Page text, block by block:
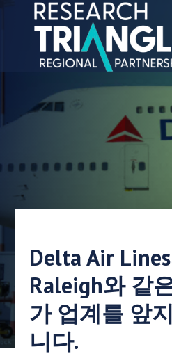
콘텐츠로 건너뛰기
Delta Air
Raleigh와 같
가 업계를 앞
니다.